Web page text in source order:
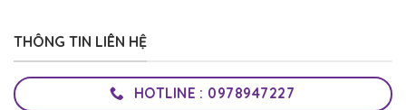
THÔNG TIN LIÊN HỆ
HOTLINE : 0978947227